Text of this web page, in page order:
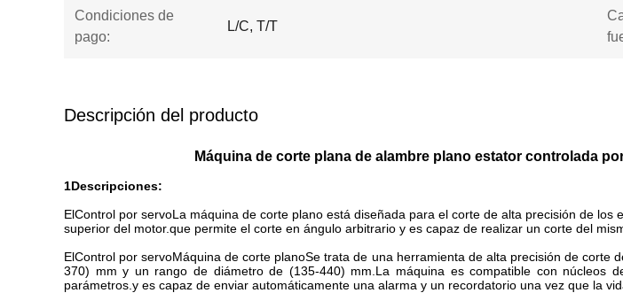
Condiciones de
pago:
L/C, T/T
Descripción del producto
Máquina de corte plana de alambre plano estator controlada
1Descripciones:
ElControl por servoLa máquina de corte plano está diseñada para el corte de alta precisión de
superior del motor.que permite el corte en ángulo arbitrario y es capaz de realizar un corte del
ElControl por servoMáquina de corte planoSe trata de una herramienta de alta precisión de corte
370) mm y un rango de diámetro de (135-440) mm.La máquina es compatible con núcleos
parámetros.y es capaz de enviar automáticamente una alarma y un recordatorio una vez que la